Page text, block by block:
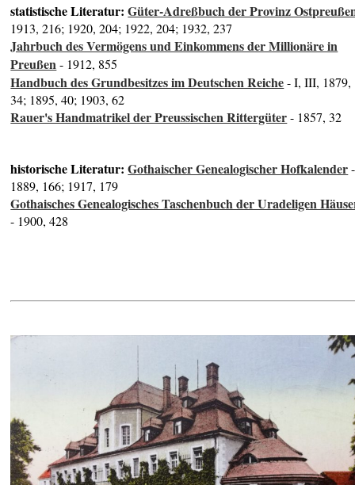
statistische Literatur:Güter-Adreßbuch der Provinz
1913, 216; 1920, 204; 1922, 204; 1932, 237
Jahrbuch des Vermögens und Einkommens der Millionäre in
Preußen- 1912, 855
Handbuch des Grundbesitzes im Deutschen Reiche- I, III, 1879,
34; 1895, 40; 1903, 62
Rauer's Handmatrikel der Preussischen Rittergüter- 1857, 32
historische Literatur:Gothaischer Genealogischer Hofkalender-
1889, 166; 1917, 179
Gothaisches Genealogisches Taschenbuch der Uradeligen
- 1900, 428